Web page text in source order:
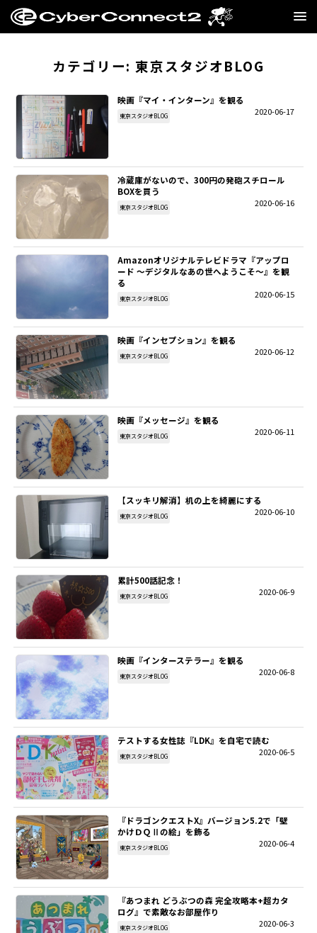
MANGA・NOVEL
CC2STORE
COMPANY
RECRUIT
SNS
SITEMAP
カテゴリー: 東京スタジオBLOG
映画『マイ・インターン』を観る
2020-06-17
東京スタジオBLOG
冷蔵庫がないので、300円の発砲スチロール
BOXを買う
2020-06-16
東京スタジオBLOG
Amazonオリジナルテレビドラマ『アップロ
ード ～デジタルなあの世へようこそ～』を観
る
2020-06-15
東京スタジオBLOG
映画『インセプション』を観る
2020-06-12
東京スタジオBLOG
映画『メッセージ』を観る
2020-06-11
東京スタジオBLOG
【スッキリ解消】机の上を綺麗にする
2020-06-10
東京スタジオBLOG
累計500話記念！
2020-06-9
東京スタジオBLOG
映画『インターステラー』を観る
2020-06-8
東京スタジオBLOG
テストする女性誌『LDK』を自宅で読む
2020-06-5
東京スタジオBLOG
『ドラゴンクエストX』バージョン5.2で「壁
かけＤＱⅡの絵」を飾る
2020-06-4
東京スタジオBLOG
『あつまれ どうぶつの森 完全攻略本+超カタ
ログ』で素敵なお部屋作り
2020-06-3
東京スタジオBLOG